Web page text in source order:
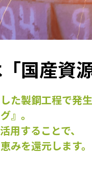
国産資源
た製鋼工程で発
』。
用することで、
恵みを還元します。